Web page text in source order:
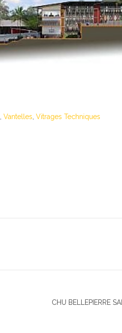
Vantelles Vitrages Techniques
CHU BELLEPIERRE